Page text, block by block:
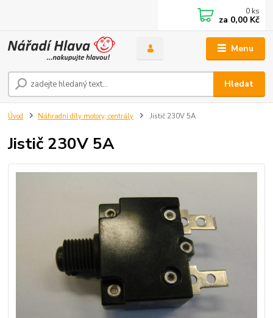
Menu
Hledat
0 ks
za 0,00 Kč
Úvod Náhradní díly motory, centrály Jistič 230V 5A
Jistič 230V 5A